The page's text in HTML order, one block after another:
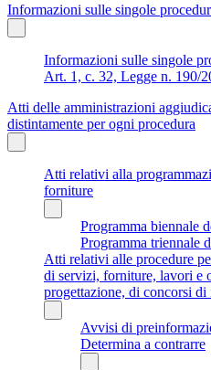
Informazioni sulle singole
Informazioni sulle singole
Art. 1, c. 32, Legge n. 190/
Atti delle amministrazioni
distintamente per ogni procedura
Atti relativi alla
forniture
Programma biennale
Programma triennale
Atti relativi alle procedure
di servizi, forniture, lavori e
progettazione, di concorsi di
Avvisi di
Determina a contrarre